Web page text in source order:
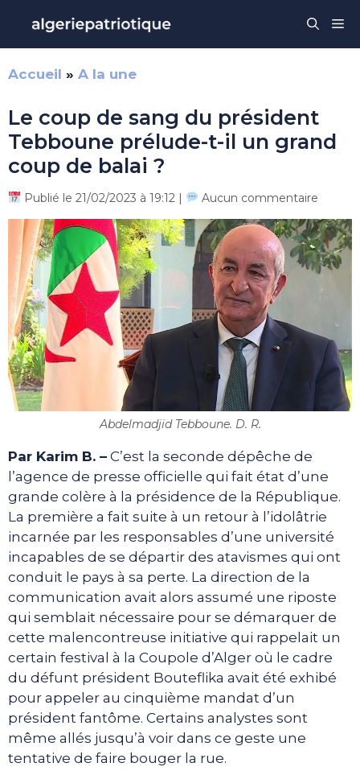
contenu
Accueil » A la une
Le coup de sang du président
Tebboune prélude-t-il un grand
coup de balai ?
Publié le 21/02/2023 à 19:12 | Aucun commentaire
Abdelmadjid Tebboune. D. R.
Par Karim B. – C’est la seconde dépêche de
l’agence de presse officielle qui fait état d’une
grande colère à la présidence de la République.
La première a fait suite à un retour à l’idolâtrie
incarnée par les responsables d’une université
incapables de se départir des atavismes qui ont
conduit le pays à sa perte. La direction de la
communication avait alors assumé une riposte
qui semblait nécessaire pour se démarquer de
cette malencontreuse initiative qui rappelait un
certain festival à la Coupole d’Alger où le cadre
du défunt président Bouteflika avait été exhibé
pour appeler au cinquième mandat d’un
président fantôme. Certains analystes sont
même allés jusqu’à voir dans ce geste une
tentative de faire bouger la rue.